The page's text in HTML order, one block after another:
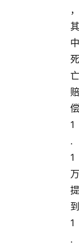
，
其
中
死
亡
赔
偿
1
.
1
万
提
到
1
.